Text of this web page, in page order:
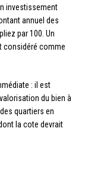
investissement
annuel des
par 100. Un
considéré comme
: il est
du bien à
quartiers en
la cote devrait